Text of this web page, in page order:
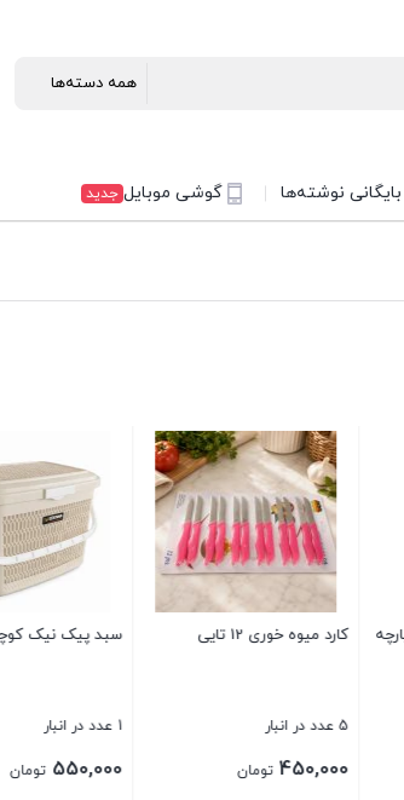
بایگانی نوشته‌ها گوشی موبایل جدید
نگهدارنده فلاسک
100,000 تومان
لگن پلاستیکی ادنا 1005
38 عدد در انبار
220,000 تومان